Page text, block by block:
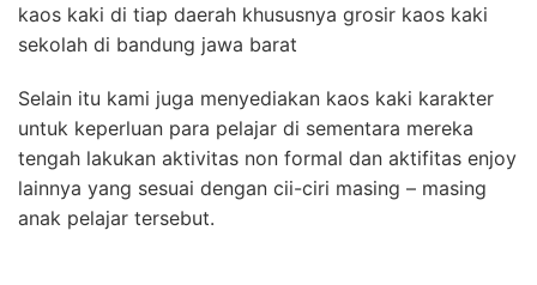
kaos kaki di tiap daerah khususnya grosir kaos kaki
sekolah di bandung jawa barat
Selain itu kami juga menyediakan kaos kaki karakter
untuk keperluan para pelajar di sementara mereka
tengah lakukan aktivitas non formal dan aktifitas enjoy
lainnya yang sesuai dengan cii-ciri masing – masing
anak pelajar tersebut.